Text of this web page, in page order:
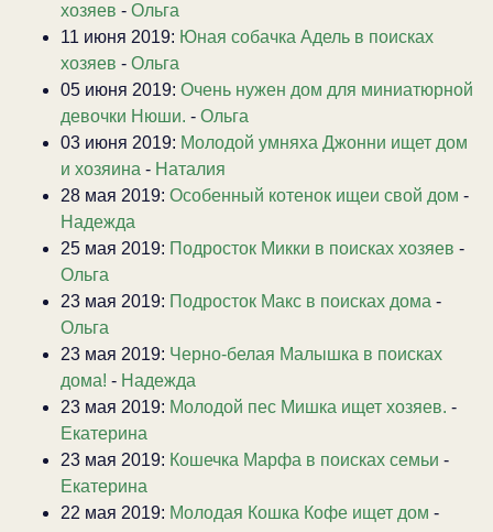
хозяев - Ольга
11 июня 2019: Юная собачка Адель в поисках
хозяев - Ольга
05 июня 2019: Очень нужен дом для миниатюрной
девочки Нюши. - Ольга
03 июня 2019: Молодой умняха Джонни ищет дом
и хозяина - Наталия
28 мая 2019: Особенный котенок ищеи свой дом -
Надежда
25 мая 2019: Подросток Микки в поисках хозяев -
Ольга
23 мая 2019: Подросток Макс в поисках дома -
Ольга
23 мая 2019: Черно-белая Малышка в поисках
дома! - Надежда
23 мая 2019: Молодой пес Мишка ищет хозяев. -
Екатерина
23 мая 2019: Кошечка Марфа в поисках семьи -
Екатерина
22 мая 2019: Молодая Кошка Кофе ищет дом -